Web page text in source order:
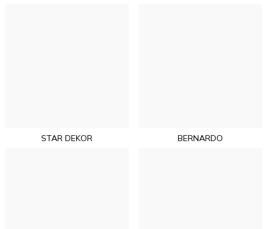
STAR DEKOR BERNARDO